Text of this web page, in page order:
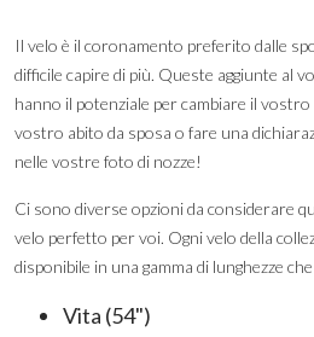
Il velo è il coronamento preferito dalle
difficile capire di più. Queste aggiunte al
hanno il potenziale per cambiare il
vostro abito da sposa o fare una
nelle vostre foto di nozze!
Ci sono diverse opzioni da considerare
velo perfetto per voi. Ogni velo della
disponibile in una gamma di lunghezze
Vita (54")